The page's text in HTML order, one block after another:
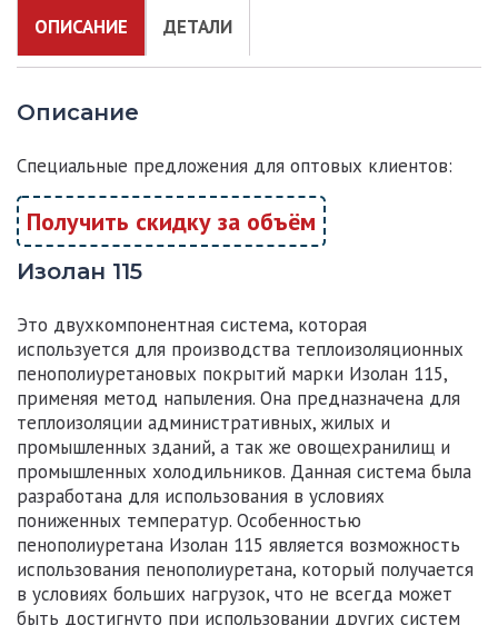
ОПИСАНИЕ ДЕТАЛИ
Описание
Специальные предложения для оптовых клиентов:
Получить скидку за объём
Изолан 115
Это двухкомпонентная система, которая
используется для производства теплоизоляционных
пенополиуретановых покрытий марки Изолан 115,
применяя метод напыления. Она предназначена для
теплоизоляции административных, жилых и
промышленных зданий, а так же овощехранилищ и
промышленных холодильников. Данная система была
разработана для использования в условиях
пониженных температур. Особенностью
пенополиуретана Изолан 115 является возможность
использования пенополиуретана, который получается
в условиях больших нагрузок, что не всегда может
быть достигнуто при использовании других систем